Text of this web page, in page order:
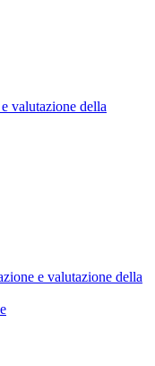
valutazione della
e valutazione della